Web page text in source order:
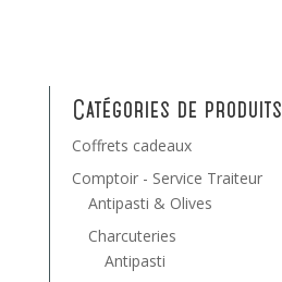
Catégories de produits
Coffrets cadeaux
Comptoir - Service Traiteur
Antipasti & Olives
Charcuteries
Antipasti